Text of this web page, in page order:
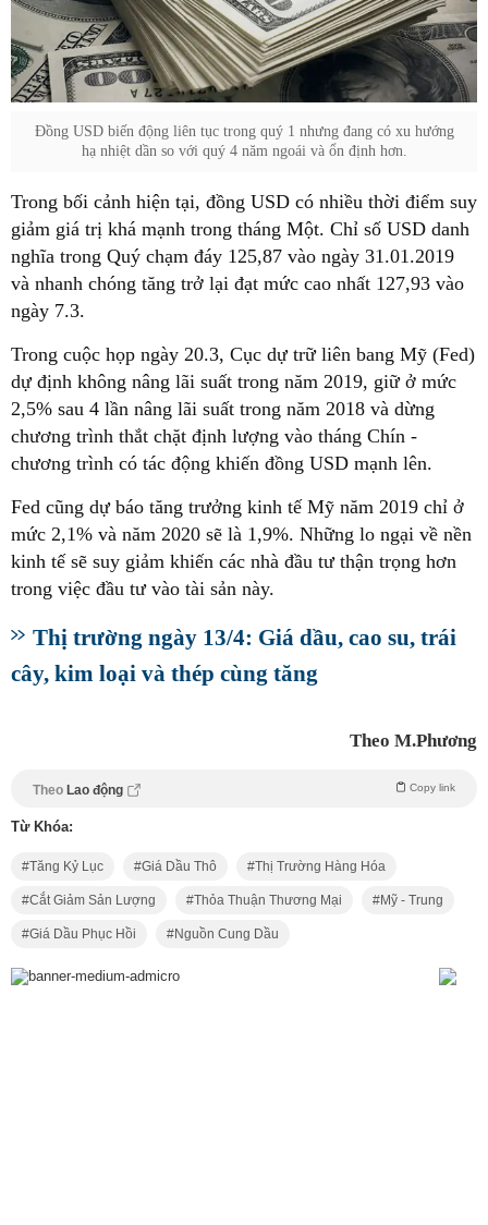
Đồng USD biến động liên tục trong quý 1 nhưng đang có xu hướng
hạ nhiệt dần so với quý 4 năm ngoái và ổn định hơn.
Trong bối cảnh hiện tại, đồng USD có nhiều thời điểm suy
giảm giá trị khá mạnh trong tháng Một. Chỉ số USD danh
nghĩa trong Quý chạm đáy 125,87 vào ngày 31.01.2019
và nhanh chóng tăng trở lại đạt mức cao nhất 127,93 vào
ngày 7.3.
Trong cuộc họp ngày 20.3, Cục dự trữ liên bang Mỹ (Fed)
dự định không nâng lãi suất trong năm 2019, giữ ở mức
2,5% sau 4 lần nâng lãi suất trong năm 2018 và dừng
chương trình thắt chặt định lượng vào tháng Chín -
chương trình có tác động khiến đồng USD mạnh lên.
Fed cũng dự báo tăng trưởng kinh tế Mỹ năm 2019 chỉ ở
mức 2,1% và năm 2020 sẽ là 1,9%. Những lo ngại về nền
kinh tế sẽ suy giảm khiến các nhà đầu tư thận trọng hơn
trong việc đầu tư vào tài sản này.
Thị trường ngày 13/4: Giá dầu, cao su, trái
cây, kim loại và thép cùng tăng
Theo M.Phương
Theo Lao động Copy link
Từ Khóa:
Tăng Kỷ Lục Giá Dầu Thô Thị Trường Hàng Hóa
Cắt Giảm Sản Lượng Thỏa Thuận Thương Mại Mỹ - Trung
Giá Dầu Phục Hồi Nguồn Cung Dầu